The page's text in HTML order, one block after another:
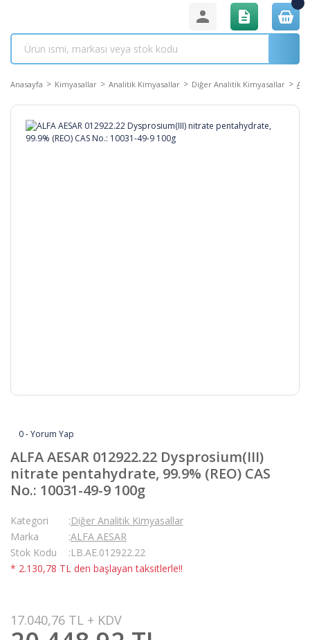
Anasayfa Kimyasallar Analitik Kimyasallar Diğer Analitik Kimyasallar
0 - Yorum Yap
ALFA AESAR 012922.22 Dysprosium(III)
nitrate pentahydrate, 99.9% (REO) CAS
No.: 10031-49-9 100g
Kategori
Diğer Analitik Kimyasallar
Marka
ALFA AESAR
Stok Kodu
LB.AE.012922.22
* 2.130,78 TL den başlayan taksitlerle!!
17.040,76 TL + KDV